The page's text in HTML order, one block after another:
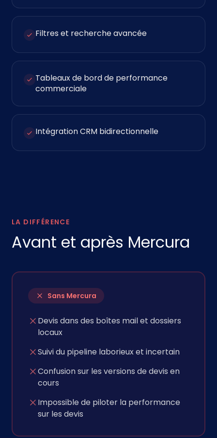
Filtres et recherche avancée
Tableaux de bord de performance
commerciale
Intégration CRM bidirectionnelle
LA DIFFÉRENCE
Avant et après Mercura
Sans Mercura
Devis dans des boîtes mail et dossiers
locaux
Suivi du pipeline laborieux et incertain
Confusion sur les versions de devis en
cours
Impossible de piloter la performance
sur les devis